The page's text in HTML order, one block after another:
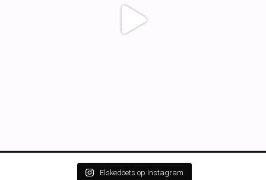
Elskedoets op Instagram